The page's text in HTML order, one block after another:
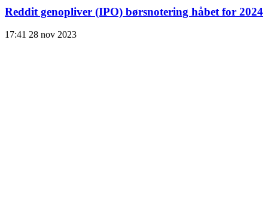
Reddit genopliver (IPO) børsnotering håbet for 2024
17:41 28 nov 2023